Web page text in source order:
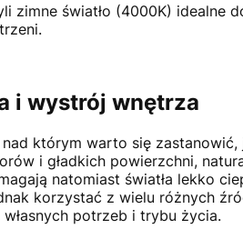
zimne światło (4000K) idealne
i wystrój wnętrza
nad którym warto się
i gładkich powierzchni,
natomiast światła lekko
korzystać z wielu różnych
potrzeb i trybu życia.